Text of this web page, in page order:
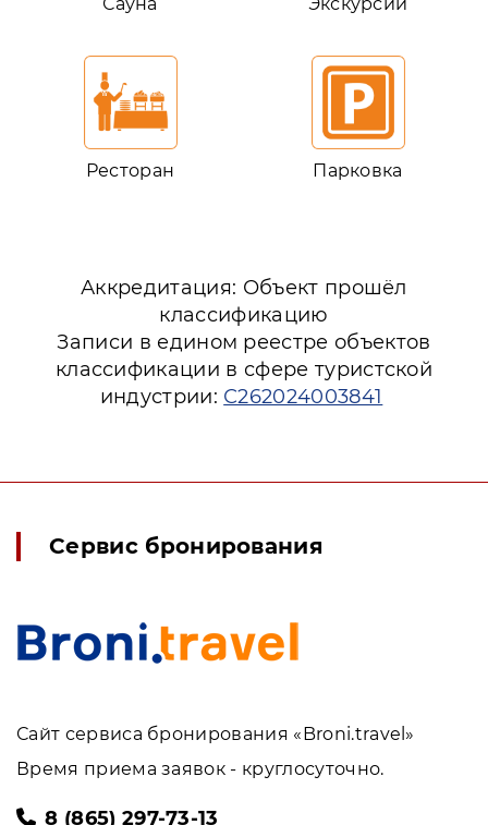
Сауна Экскурсии
Ресторан Парковка
Аккредитация: Объект прошёл
классификацию
Записи в едином реестре объектов
классификации в сфере туристской
индустрии: С262024003841
Сервис бронирования
Сайт сервиса бронирования «Broni.travel»
Время приема заявок - круглосуточно.
8 (865) 297-73-13